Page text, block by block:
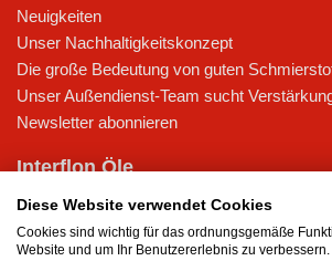
Neuigkeiten
Unser Nachhaltigkeitskonzept
Die große Bedeutung von guten
Unser Außendienst-Team sucht
Newsletter abonnieren
Interflon Öle
Schmieröl für pneumatische Geräte
Diese Website verwendet Cookies
Cookies sind wichtig für das ordnungsgemäße
Website und um Ihr Benutzererlebnis zu